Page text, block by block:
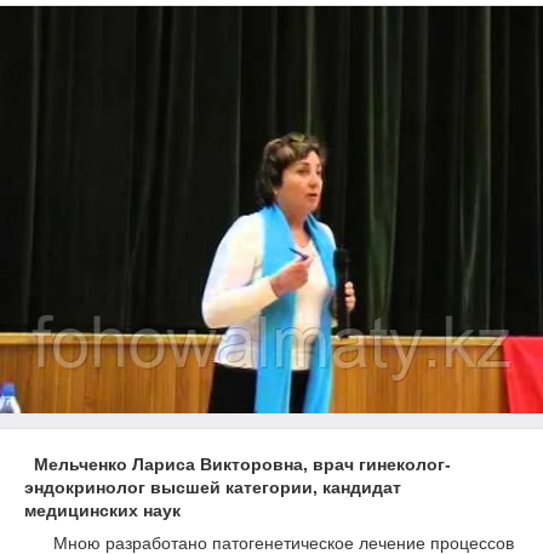
Мельченко Лариса Викторовна, врач гинеколог-
эндокринолог высшей категории, кандидат
медицинских наук
Мною разработано патогенетическое лечение процессов